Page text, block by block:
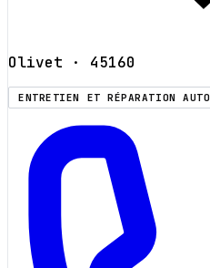
Olivet · 45160
ENTRETIEN ET RÉPARATION AUTO